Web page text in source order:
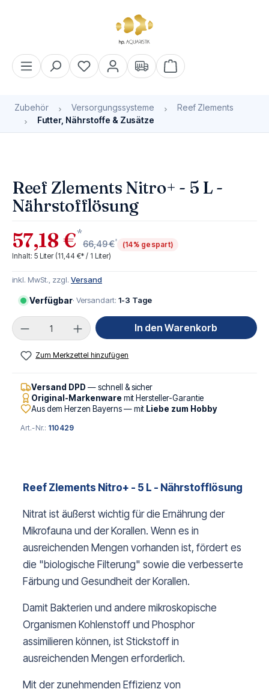
Warenkorb enthält 0
Zubehör Versorgungssysteme
Reef Zlements
Futter, Nährstoffe & Zusätze
Reef Zlements Nitro+ - 5 L -
Nährstofflösung
57,18 €*
66,49 €*
(14% gespart)
Inhalt: 5 Liter (11,44 €* / 1 Liter)
inkl. MwSt., zzgl. Versand
Verfügbar· Versandart: 1-3 Tage
Produkt Anzahl: Gib den gewünschten Wert
In den Warenkorb
Zum Merkzettel hinzufügen
Versand DPD — schnell & sicher
Original-Markenware mit Hersteller-Garantie
Aus dem Herzen Bayerns — mit Liebe zum Hobby
Art.-Nr.: 110429
Reef Zlements Nitro+ - 5 L - Nährstofflösung
Nitrat ist äußerst wichtig für die Ernährung der
Mikrofauna und der Korallen. Wenn es in
ausreichenden Mengen vorhanden ist, fördert es
die "biologische Filterung" sowie die verbesserte
Färbung und Gesundheit der Korallen.
Damit Bakterien und andere mikroskopische
Organismen Kohlenstoff und Phosphor
assimilieren können, ist Stickstoff in
ausreichenden Mengen erforderlich.
Mit der zunehmenden Effizienz von